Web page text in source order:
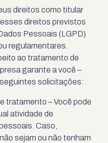
direitos como titular
direitos previstos
Pessoais (LGPD)
regulamentares.
ao tratamento de
garante a você –
solicitações:
tratamento – Você pode
atividade de
Caso,
sejam ou não tenham